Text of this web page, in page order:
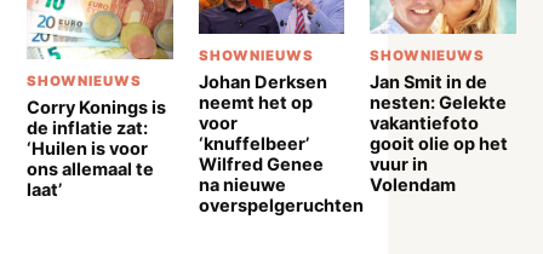
SHOWNIEUWS
Corry Konings is
de inflatie zat:
‘Huilen is voor
ons allemaal te
laat’
SHOWNIEUWS
Johan Derksen
neemt het op
voor
‘knuffelbeer’
Wilfred Genee
na nieuwe
overspelgeruchten
SHOWNIEUWS
Jan Smit in de
nesten: Gelekte
vakantiefoto
gooit olie op het
vuur in
Volendam